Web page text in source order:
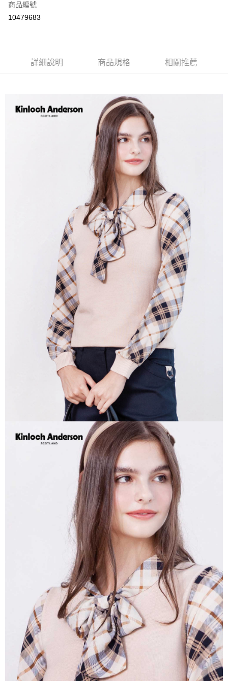
LINE Pay
運送方式
每筆NT$60，滿NT$1,000(含以上)免運費
每筆NT$60，滿NT$1,000(含以上)免運費
商品編號
10479683
詳細說明 商品規格 相關推薦